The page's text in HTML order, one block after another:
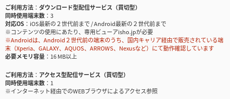
ご利用方法
ダウンロード型配信サービス（買切型）
同時使用端末数
3
対応OS
iOS最新の２世代前まで / Android最新の２世代前まで
※コンテンツの使用にあたり、専用ビューアisho.jpが必要
※Androidは、Android２世代前の端末のうち、国内キャリア経由で販売されている端
末（Xperia、GALAXY、AQUOS、ARROWS、Nexusなど）にて動作確認しています
必要メモリ容量
16 MB以上
ご利用方法
アクセス型配信サービス（買切型）
同時使用端末数
1
※インターネット経由でのWEBブラウザによるアクセス参照